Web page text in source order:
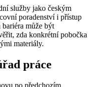
služby jako českým
poradenství i přístup
může být
zda konkrétní pobočka
materiály.
práce
po předchozím